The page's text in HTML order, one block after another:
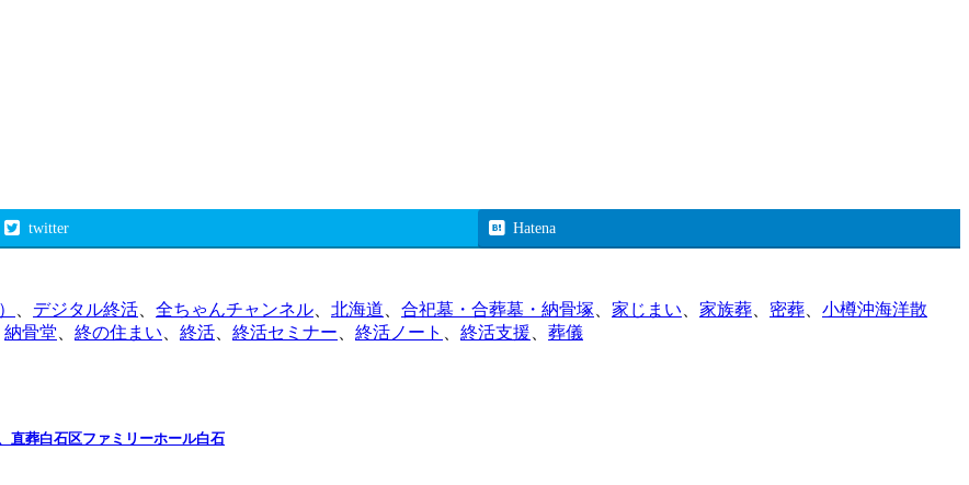
twitter Hatena
デジタル終活 全ちゃんチャンネル 北海道 合祀墓・合葬墓・納骨塚 家じまい 家族葬 密葬
小樽沖海洋散
納骨堂 終の住まい 終活 終活セミナー 終活ノート 終活支援 葬儀
直葬白石区ファミリーホール白石